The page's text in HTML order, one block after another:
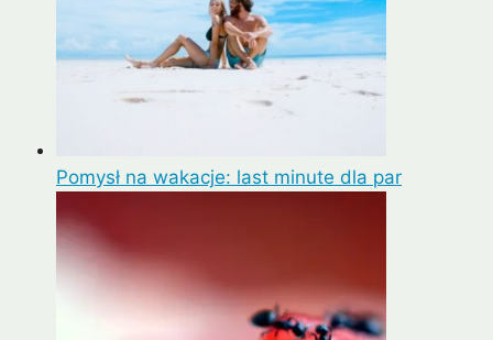
Pomysł na wakacje: last minute dla par